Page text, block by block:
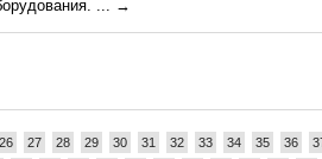
... →
26 27 28 29 30 31 32 33 34 35 36